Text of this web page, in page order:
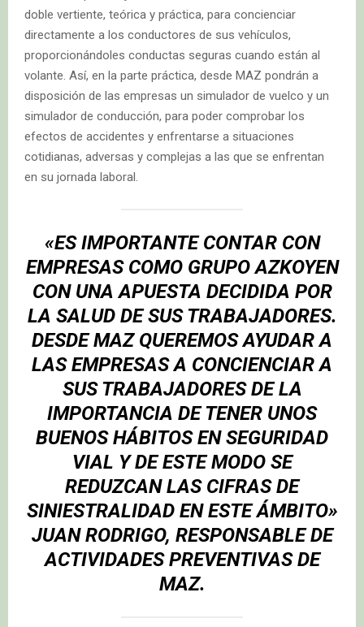
doble vertiente, teórica y práctica, para concienciar
directamente a los conductores de sus vehículos,
proporcionándoles conductas seguras cuando están al
volante. Así, en la parte práctica, desde MAZ pondrán a
disposición de las empresas un simulador de vuelco y un
simulador de conducción, para poder comprobar los
efectos de accidentes y enfrentarse a situaciones
cotidianas, adversas y complejas a las que se enfrentan
en su jornada laboral.
«ES IMPORTANTE CONTAR CON
EMPRESAS COMO GRUPO AZKOYEN
CON UNA APUESTA DECIDIDA POR
LA SALUD DE SUS TRABAJADORES.
DESDE MAZ QUEREMOS AYUDAR A
LAS EMPRESAS A CONCIENCIAR A
SUS TRABAJADORES DE LA
IMPORTANCIA DE TENER UNOS
BUENOS HÁBITOS EN SEGURIDAD
VIAL Y DE ESTE MODO SE
REDUZCAN LAS CIFRAS DE
SINIESTRALIDAD EN ESTE ÁMBITO»
JUAN RODRIGO, RESPONSABLE DE
ACTIVIDADES PREVENTIVAS DE
MAZ.